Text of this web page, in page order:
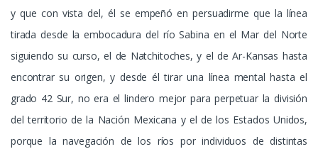
y que con vista del, él se empeñó en persuadirme que la línea
tirada desde la embocadura del río Sabina en el Mar del Norte
siguiendo su curso, el de Natchitoches, y el de Ar-Kansas hasta
encontrar su origen, y desde él tirar una línea mental hasta el
grado 42 Sur, no era el lindero mejor para perpetuar la división
del territorio de la Nación Mexicana y el de los Estados Unidos,
porque la navegación de los ríos por individuos de distintas